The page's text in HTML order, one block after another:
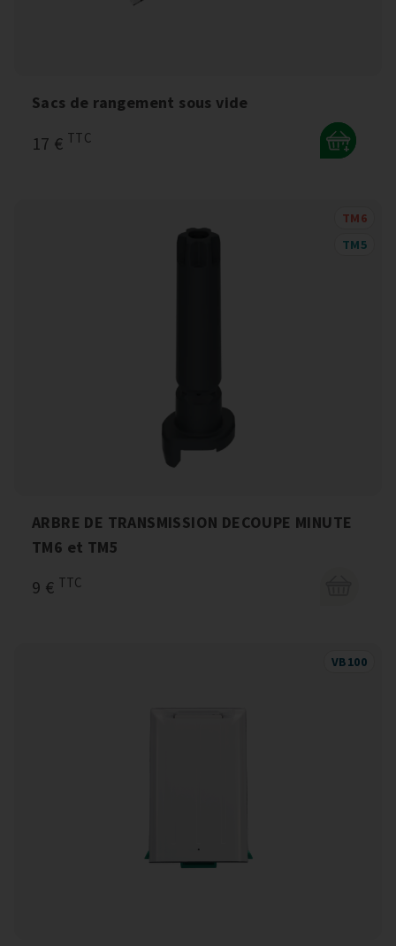
Sacs de rangement sous vide
17 € TTC
+
TM6
TM5
ARBRE DE TRANSMISSION DECOUPE MINUTE
TM6 et TM5
9 € TTC
VB100